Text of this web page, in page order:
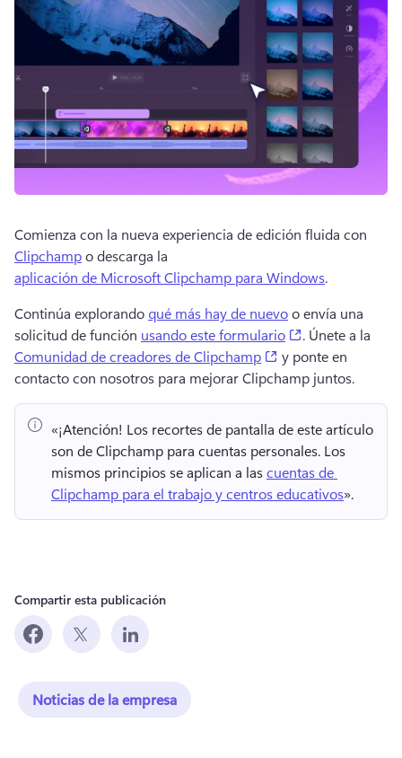
Comienza con la nueva experiencia de edición fluida con
Clipchamp o descarga la
aplicación de Microsoft Clipchamp para Windows.
Continúa explorando qué más hay de nuevo o envía una
solicitud de función usando este formulario (opens in a
. Únete a la
Comunidad de creadores de Clipchamp
(opens in a new
y ponte en
contacto con nosotros para mejorar Clipchamp juntos.
«¡Atención! Los recortes de pantalla de este artículo
son de Clipchamp para cuentas personales. Los
mismos principios se aplican a las cuentas de
Clipchamp para el trabajo y centros educativos».
Compartir esta publicación
Noticias de la empresa